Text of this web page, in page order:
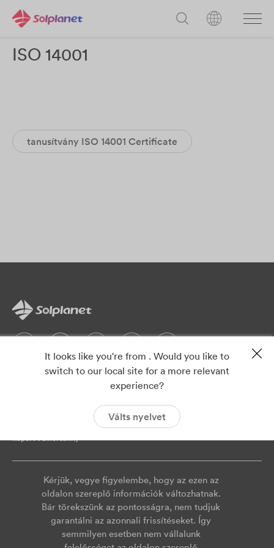
ISO 14001
tanusítvány ISO 14001 Certificate
Szolgáltatási megállapodás
Report Vulnerability
Kérjük, vegye figyelembe, hogy az ezen az
oldalon szereplő információk változhatnak.
Bár törekszünk az pontosságra, nem tudjuk
garantálni az azonnali frissítéseket. Így
semmilyen esetben nem vállalunk
It looks like you're from . Would you like to
switch to our local site for a more relevant
experience?
Válts nyelvet